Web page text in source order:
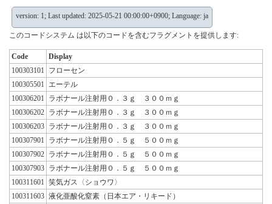
version: 1; Last updated: 2025-05-21 00:00:00+0900; Language: ja
このコードシステム は以下のコードを含むフラグメントを提供します:
Code
Display
100303101
フローセン
100305501
エーテル
100306201
ラボナール注射用０．３ｇ ３００ｍｇ
100306202 ラボナール注射用０．３ｇ ３００ｍｇ
100306203 ラボナール注射用０．３ｇ ３００ｍｇ
100307901
ラボナール注射用０．５ｇ ５００ｍｇ
100307902 ラボナール注射用０．５ｇ ５００ｍｇ
100307903 ラボナール注射用０．５ｇ ５００ｍｇ
100311601
笑気ガス〈ショウワ〉
100311603 液化亜酸化窒素（日本エア・リキード）